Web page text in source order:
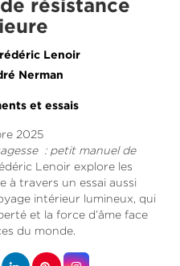
résistance
Lenoir
Nerman
et essais
2025
: petit manuel de
Lenoir explore les
à travers un essai aussi
intérieur lumineux, qui
et la force d’âme face
du monde.